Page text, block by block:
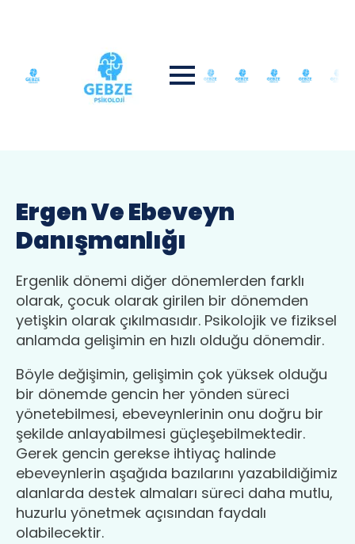
Ergen Ve Ebeveyn
Danışmanlığı
Ergenlik dönemi diğer dönemlerden farklı
olarak, çocuk olarak girilen bir dönemden
yetişkin olarak çıkılmasıdır. Psikolojik ve fiziksel
anlamda gelişimin en hızlı olduğu dönemdir.
Böyle değişimin, gelişimin çok yüksek olduğu
bir dönemde gencin her yönden süreci
yönetebilmesi, ebeveynlerinin onu doğru bir
şekilde anlayabilmesi güçleşebilmektedir.
Gerek gencin gerekse ihtiyaç halinde
ebeveynlerin aşağıda bazılarını yazabildiğimiz
alanlarda destek almaları süreci daha mutlu,
huzurlu yönetmek açısından faydalı
olabilecektir.